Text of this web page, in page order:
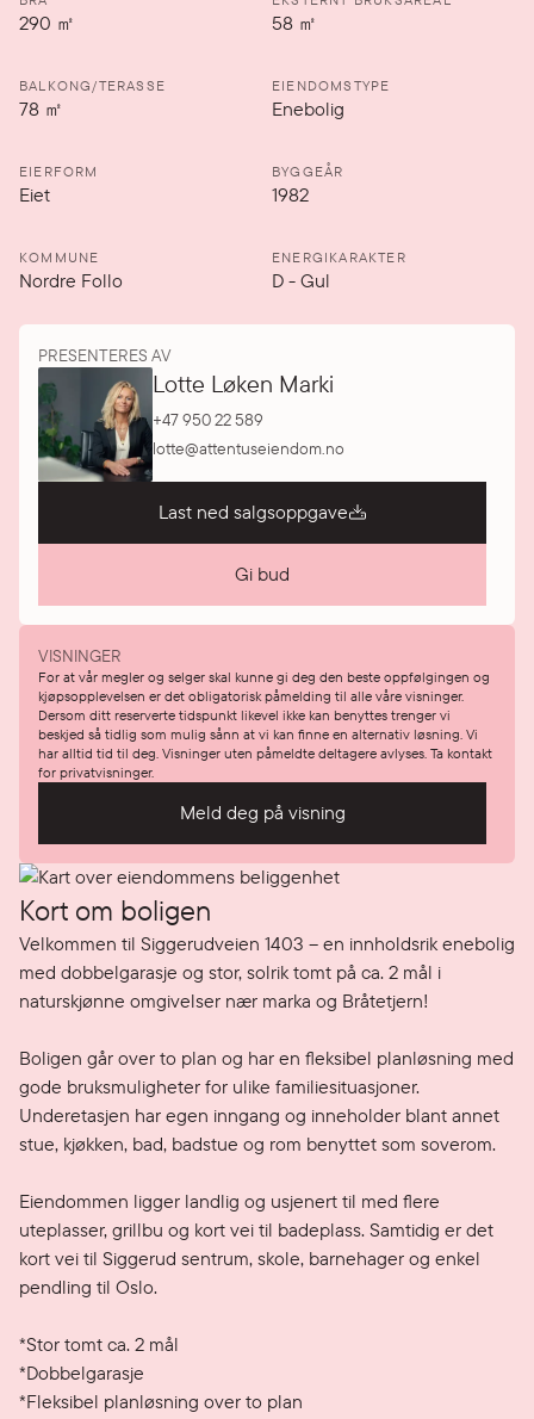
290 ㎡ 58 ㎡
BALKONG/TERASSE
78 ㎡
EIENDOMSTYPE
Enebolig
EIERFORM
Eiet
BYGGEÅR
1982
KOMMUNE
Nordre Follo
ENERGIKARAKTER
D-Gul
PRESENTERES AV
Lotte Løken Marki
+47 950 22 589
lotte@attentuseiendom.no
Last ned salgsoppgave
Gi bud
VISNINGER
For at vår megler og selger skal kunne gi deg den beste oppfølgingen og
kjøpsopplevelsen er det obligatorisk påmelding til alle våre visninger.
Dersom ditt reserverte tidspunkt likevel ikke kan benyttes trenger vi
beskjed så tidlig som mulig sånn at vi kan finne en alternativ løsning. Vi
har alltid tid til deg. Visninger uten påmeldte deltagere avlyses. Ta kontakt
for privatvisninger.
Meld deg på visning
Kort om boligen
Velkommen til Siggerudveien 1403 – en innholdsrik enebolig
med dobbelgarasje og stor, solrik tomt på ca. 2 mål i
naturskjønne omgivelser nær marka og Bråtetjern!
Boligen går over to plan og har en fleksibel planløsning med
gode bruksmuligheter for ulike familiesituasjoner.
Underetasjen har egen inngang og inneholder blant annet
stue, kjøkken, bad, badstue og rom benyttet som soverom.
Eiendommen ligger landlig og usjenert til med flere
uteplasser, grillbu og kort vei til badeplass. Samtidig er det
kort vei til Siggerud sentrum, skole, barnehager og enkel
pendling til Oslo.
*Stor tomt ca. 2 mål
*Dobbelgarasje
*Fleksibel planløsning over to plan